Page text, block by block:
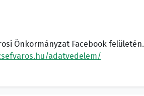
Önkormányzat Facebook felületén.
adatvedelem/